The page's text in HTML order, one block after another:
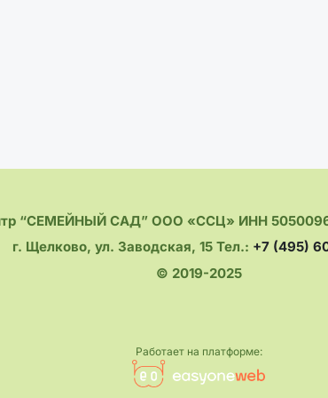
“СЕМЕЙНЫЙ САД” ООО «ССЦ» ИНН
г. Щелково, ул. Заводская, 15 Тел.: +7 (495)
© 2019-2025
Работает на платформе: